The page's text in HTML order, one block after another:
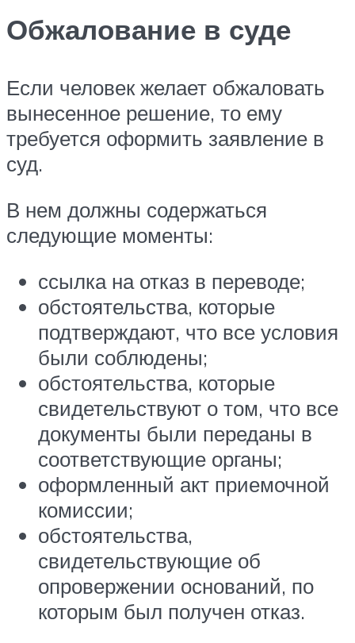
Обжалование в суде
Если человек желает обжаловать
вынесенное решение, то ему
требуется оформить заявление в
суд.
В нем должны содержаться
следующие моменты:
ссылка на отказ в переводе;
обстоятельства, которые
подтверждают, что все условия
были соблюдены;
обстоятельства, которые
свидетельствуют о том, что все
документы были переданы в
соответствующие органы;
оформленный акт приемочной
комиссии;
обстоятельства,
свидетельствующие об
опровержении оснований, по
которым был получен отказ.